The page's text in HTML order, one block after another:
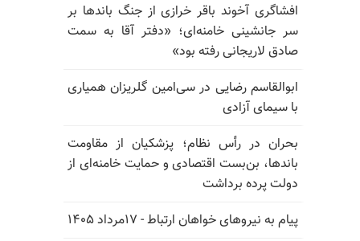
افشاگری آخوند باقر خرازی از جنگ باندها بر
سر جانشینی خامنه‌ای؛ «دفتر آقا به سمت
صادق لاریجانی رفته بود»
ابوالقاسم رضایی در سی‌امین گلریزان همیاری
با سیمای آزادی
بحران در رأس نظام؛ پزشکیان از مقاومت
باندها، بن‌بست اقتصادی و حمایت خامنه‌ای از
دولت پرده برداشت
پیام به نیروهای خواهان ارتباط - ۱۷مرداد ۱۴۰۵